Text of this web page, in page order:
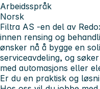
Arbeidsspråk
Norsk
Filtra AS -en del av
innen rensing og
ønsker nå å bygge en
serviceavdeling, og
med automasjons eller
Er du en praktisk og